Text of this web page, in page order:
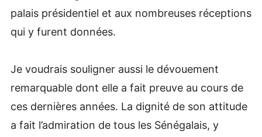
palais présidentiel et aux nombreuses réceptions
qui y furent données.
Je voudrais souligner aussi le dévouement
remarquable dont elle a fait preuve au cours de
ces dernières années. La dignité de son attitude
a fait l’admiration de tous les Sénégalais, y